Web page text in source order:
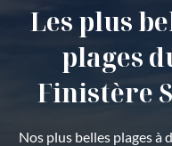
Les plus
plages
Finistère
Nos plus belles plages à